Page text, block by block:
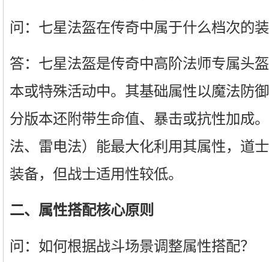
问：七星法盔在传奇中属于什么档次的
答：七星法盔是传奇中高阶法师专属头
本或特殊活动中。其基础属性以魔法防
分版本还附带生命值、暴击或抗性加成
法、雷电法）能最大化利用其属性，道
装备，但战士适用性较低。
二、属性搭配核心原则
问：如何根据战斗场景调整属性搭配？